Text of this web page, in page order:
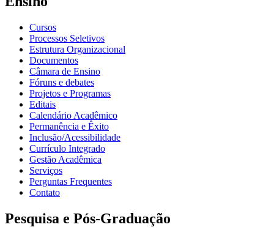
Cursos
Processos Seletivos
Estrutura Organizacional
Documentos
Câmara de Ensino
Fóruns e debates
Projetos e Programas
Editais
Calendário Acadêmico
Permanência e Êxito
Inclusão/Acessibilidade
Currículo Integrado
Gestão Acadêmica
Serviços
Perguntas Frequentes
Contato
Pesquisa e Pós-Graduação